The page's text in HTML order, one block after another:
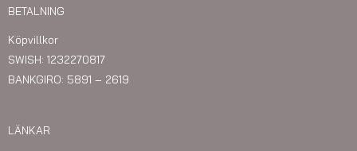
BETALNING
Köpvillkor
SWISH: 1232270817
BANKGIRO: 5891 – 2619
LÄNKAR